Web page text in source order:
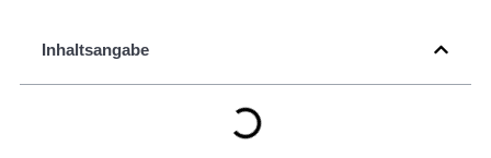
Inhaltsangabe